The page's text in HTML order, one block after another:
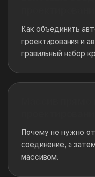
Как объединить
проектирования и
правильный набор
Почему не нужно
соединение, а
массивом.